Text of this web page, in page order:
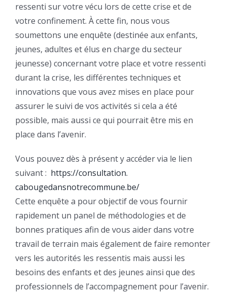
ressenti sur votre vécu lors de cette crise et de
votre confinement. À cette fin, nous vous
soumettons une enquête (destinée aux enfants,
jeunes, adultes et élus en charge du secteur
jeunesse) concernant votre place et votre ressenti
durant la crise, les différentes techniques et
innovations que vous avez mises en place pour
assurer le suivi de vos activités si cela a été
possible, mais aussi ce qui pourrait être mis en
place dans l’avenir.
Vous pouvez dès à présent y accéder via le lien
suivant : https://consultation.
cabougedansnotrecommune.be/
Cette enquête a pour objectif de vous fournir
rapidement un panel de méthodologies et de
bonnes pratiques afin de vous aider dans votre
travail de terrain mais également de faire remonter
vers les autorités les ressentis mais aussi les
besoins des enfants et des jeunes ainsi que des
professionnels de l’accompagnement pour l’avenir.